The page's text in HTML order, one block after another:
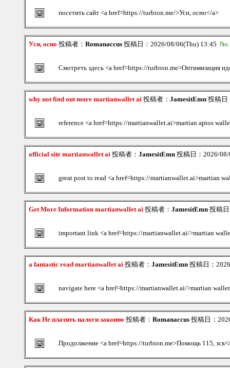
посетить сайт <a href=https://turbion.me/>Усн, осно</a>
Усн, осно 投稿者： Romanaccus 投稿日：2026/08/06(Thu) 13:45
Смотреть здесь <a href=https://turbion.me>Оптимизация
why not find out more martianwallet ai 投稿者： JamesitEmn 投稿日
reference <a href=https://martianwallet.ai>martian aptos
official site martianwallet ai 投稿者： JamesitEmn 投稿日：2026/
great post to read <a href=https://martianwallet.ai>martian
Get More Information martianwallet ai 投稿者： JamesitEmn 投稿
important link <a href=https://martianwallet.ai/>martian
a fantastic read martianwallet ai 投稿者： JamesitEmn 投稿日：
navigate here <a href=https://martianwallet.ai/>martian
Как Не платить налоги законно 投稿者： Romanaccus 投稿日：
Продолжение <a href=https://turbion.me>Помощь 115,